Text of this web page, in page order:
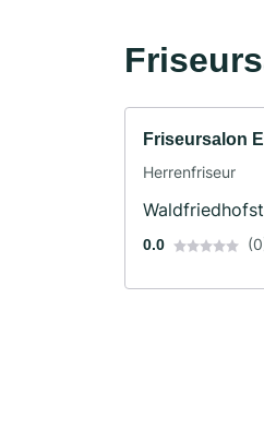
Friseursalon
Herrenfriseur
0.0